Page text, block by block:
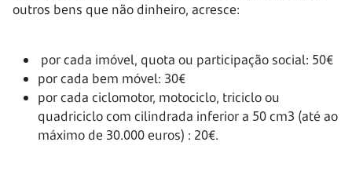
outros bens que não dinheiro, acresce:
por cada imóvel, quota ou participação social: 50€
por cada bem móvel: 30€
por cada ciclomotor, motociclo, triciclo ou
quadriciclo com cilindrada inferior a 50 cm3 (até ao
máximo de 30.000 euros) : 20€.